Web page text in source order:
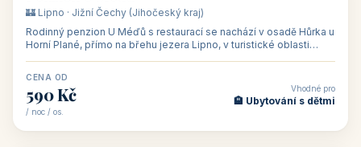
🏰 Lipno · Jižní Čechy (Jihočeský kraj)
Rodinný penzion U Méďů s restaurací se nachází v osadě Hůrka u
Horní Plané, přímo na břehu jezera Lipno, v turistické oblasti
CENA OD
590 Kč
/ noc / os.
Vhodné pro
🏨 Ubytování s dětmi